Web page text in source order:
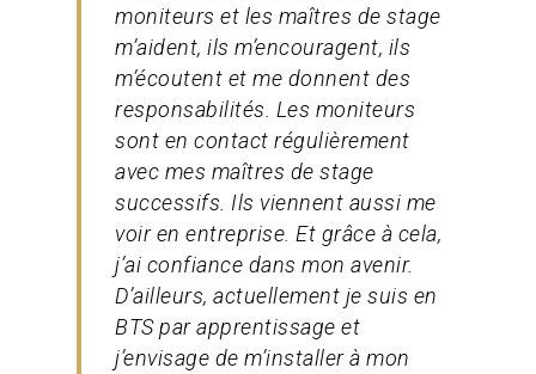
moniteurs et les maîtres de stage
m’aident, ils m’encouragent, ils
m’écoutent et me donnent des
responsabilités. Les moniteurs
sont en contact régulièrement
avec mes maîtres de stage
successifs. Ils viennent aussi me
voir en entreprise. Et grâce à cela,
j’ai confiance dans mon avenir.
D’ailleurs, actuellement je suis en
BTS par apprentissage et
j’envisage de m’installer à mon